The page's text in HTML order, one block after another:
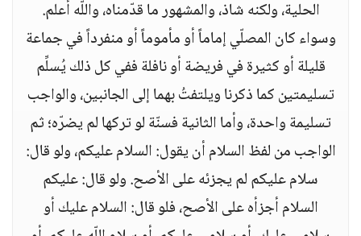
الحلية، ولكنه شاذ، والمشهور ما قدّمناه، واللّه أعلم‏.‏
وسواء كان المصلّي إماماً أو مأموماً أو منفرداً في جماعة
قليلة أو كثيرة في فريضة أو نافلة ففي كل ذلك يُسلِّم
تسليمتين كما ذكرنا ويلتفتُ بهما إلى الجانبين، والواجب
تسليمة واحدة، وأما الثانية فسنّة لو تركها لم يضرّه؛ ثم
الواجب من لفظ السلام أن يقول‏:‏ السلام عليكم، ولو قال‏:‏
سلام عليكم لم يجزئه على الأصح‏.‏ ولو قال‏:‏ عليكم
السلام أجزأه على الأصح، فلو قال‏:‏ السلام عليك أو